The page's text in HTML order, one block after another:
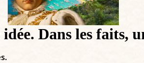
Dans les faits,